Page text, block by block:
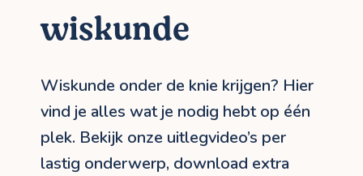
wiskunde
Wiskunde onder de knie krijgen? Hier
vind je alles wat je nodig hebt op één
plek. Bekijk onze uitlegvideo’s per
lastig onderwerp, download extra